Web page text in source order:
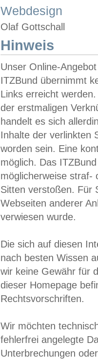
Webdesign
Olaf Gottschall
Hinweis
Unser Online-
ITZBund übernimmt
Links erreicht
der erstmaligen
handelt es sich
Inhalte der verlinkten
worden sein. Eine
möglich. Das
möglicherweise straf-
Sitten verstoßen. Für
Webseiten anderer
verwiesen wurde.
Die sich auf diesen
nach besten Wissen
wir keine Gewähr für
dieser Homepage
Rechtsvorschriften.
Wir möchten
fehlerfrei angelegte
Unterbrechungen